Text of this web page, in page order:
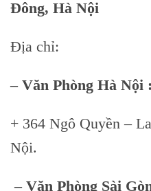
Đông, Hà Nội
Địa chỉ:
– Văn Phòng Hà Nội :
+ 364 Ngô Quyền –
Nội.
– Văn Phòng Sài